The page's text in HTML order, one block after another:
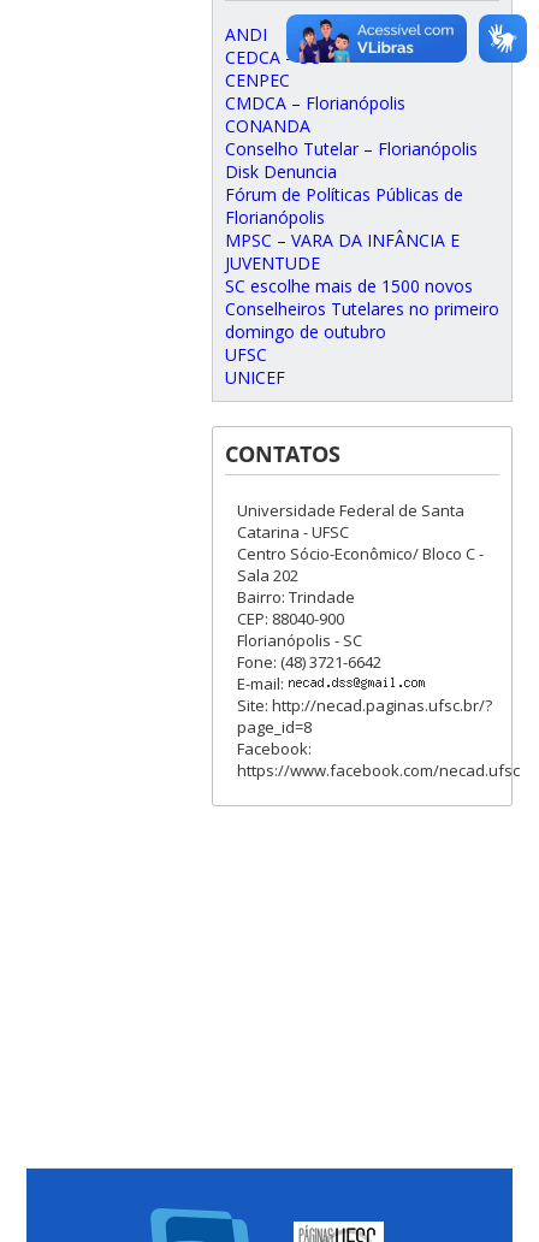
ANDI
CEDCA – SC
CENPEC
CMDCA – Florianópolis
CONANDA
Conselho Tutelar – Florianópolis
Disk Denuncia
Fórum de Políticas Públicas de
Florianópolis
MPSC – VARA DA INFÂNCIA E
JUVENTUDE
SC escolhe mais de 1500 novos
Conselheiros Tutelares no primeiro
domingo de outubro
UFSC
UNICEF
CONTATOS
Universidade Federal de Santa
Catarina - UFSC
Centro Sócio-Econômico/ Bloco C -
Sala 202
Bairro: Trindade
CEP: 88040-900
Florianópolis - SC
Fone: (48) 3721-6642
E-mail:
Site: http://necad.paginas.ufsc.br/?
page_id=8
Facebook:
https://www.facebook.com/necad.ufsc